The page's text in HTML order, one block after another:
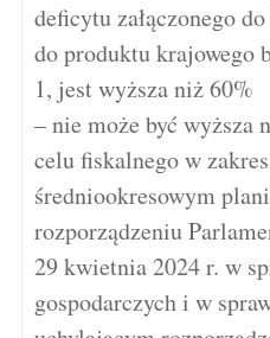
deficytu załączonego
do produktu krajowego
1, jest wyższa niż 60%
– nie może być wyższa
celu fiskalnego w
średniookresowym
rozporządzeniu
29 kwietnia 2024 r. w
gospodarczych i w